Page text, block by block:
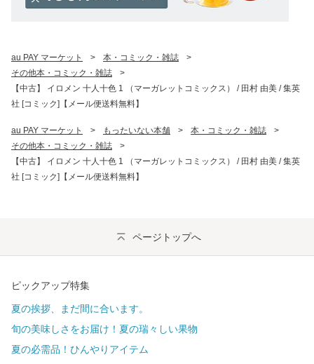
au PAY マーケット > 本・コミック・雑誌
>
その他本・コミック・雑誌
>
【中古】 イロメン 十人十色 1 （マーガレットコミックス） / 田村 由美 / 集英
社 [コミック]【メール便送料無料】
au PAY マーケット > もったいない本舗 > 本・コミック・雑誌
>
その他本・コミック・雑誌
>
【中古】 イロメン 十人十色 1 （マーガレットコミックス） / 田村 由美 / 集英
社 [コミック]【メール便送料無料】
ページトップへ
ピックアップ特集
夏の挨拶、まだ間に合います。
旬の美味しさをお届け！夏の瑞々しい果物
夏の必需品！ひんやりアイテム